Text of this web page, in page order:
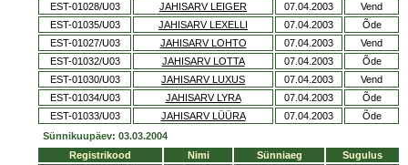
EST-01028/U03
JAHISARV LEIGER 07.04.2003
Vend
EST-01035/U03
JAHISARV LEXELLI 07.04.2003
Õde
EST-01027/U03
JAHISARV LOHTO 07.04.2003
Vend
EST-01032/U03
JAHISARV LOTTA 07.04.2003
Õde
EST-01030/U03
JAHISARV LUXUS 07.04.2003
Vend
EST-01034/U03
JAHISARV LYRA 07.04.2003
Õde
EST-01033/U03
JAHISARV LÜÜRA 07.04.2003
Õde
Sünnikuupäev: 03.03.2004
Registrikood
Nimi Sünniaeg
Sugulus